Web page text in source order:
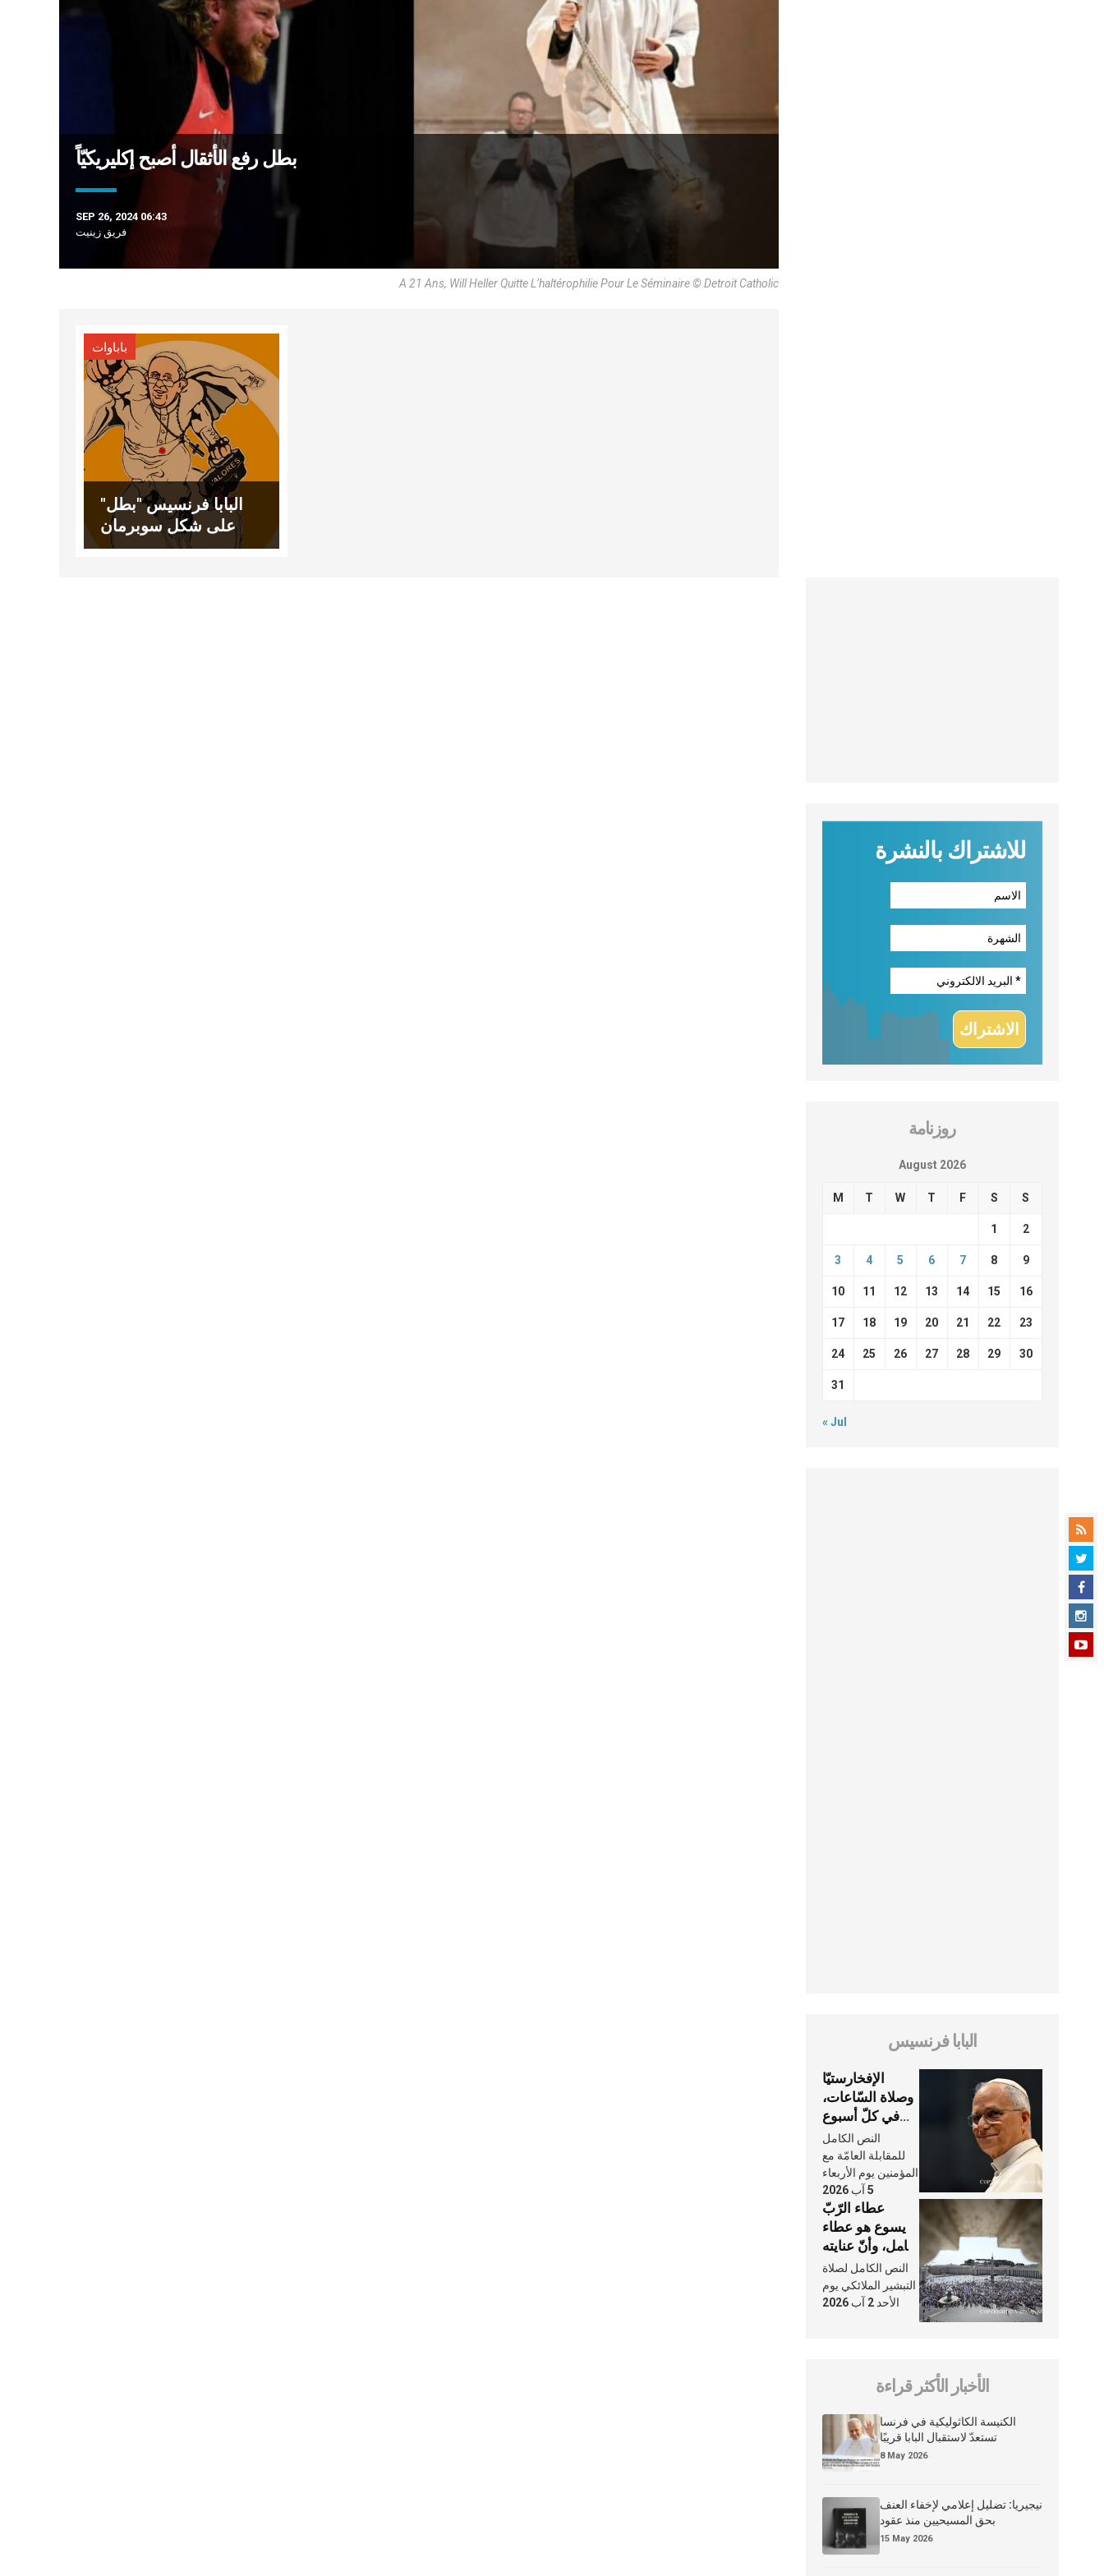
بطل رفع الأثقال أصبح إكليريكيّاً
SEP 26, 2024 06:43
فريق زينيت
A 21 Ans, Will Heller Quitte L’haltérophilie Pour Le Séminaire © Detroit Catholic
باباوات
البابا فرنسيس "بطل"
على شكل سوبرمان
للاشتراك بالنشرة
روزنامة
August 2026
M T W T F S S
1 2
3 4 5 6 7 8 9
10 11 12 13 14 15 16
17 18 19 20 21 22 23
24 25 26 27 28 29 30
31
« Jul
البابا فرنسيس
الإفخارستيّا
وصلاة السّاعات،
في كلّ أسبوع
وكلّ يوم، هما
النَّفَس في حياة
الكنيسة
النص الكامل
للمقابلة العامّة مع
المؤمنين يوم الأربعاء
5 آب 2026
عطاء الرّبّ
يسوع هو عطاء
شامل، وأنّ عنايته
بنا لا تغيب عنّا
أبدًا
النص الكامل لصلاة
التبشير الملائكي يوم
الأحد 2 آب 2026
الأخبار الأكثر قراءة
الكنيسة الكاثوليكية في فرنسا
تستعدّ لاستقبال البابا قريبًا
8 May 2026
نيجيريا: تضليل إعلامي لإخفاء العنف
بحق المسيحيين منذ عقود
15 May 2026